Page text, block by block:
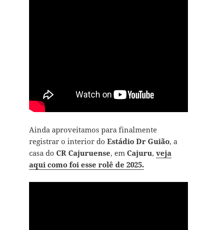
Ainda aproveitamos para finalmente
registrar o interior do Estádio Dr Guião, a
casa do CR Cajuruense, em Cajuru, veja
aqui como foi esse rolê de 2025.